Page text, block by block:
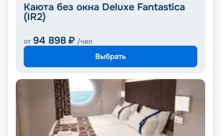
Каюта без окна Deluxe Fantastica
(IR2)
от 94 898 ₽ /чел
Выбрать